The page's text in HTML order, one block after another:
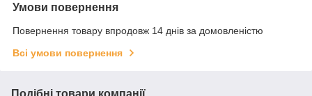
Умови повернення
Повернення товару впродовж 14 днів за домовленістю
Всі умови повернення
Подібні товари компанії